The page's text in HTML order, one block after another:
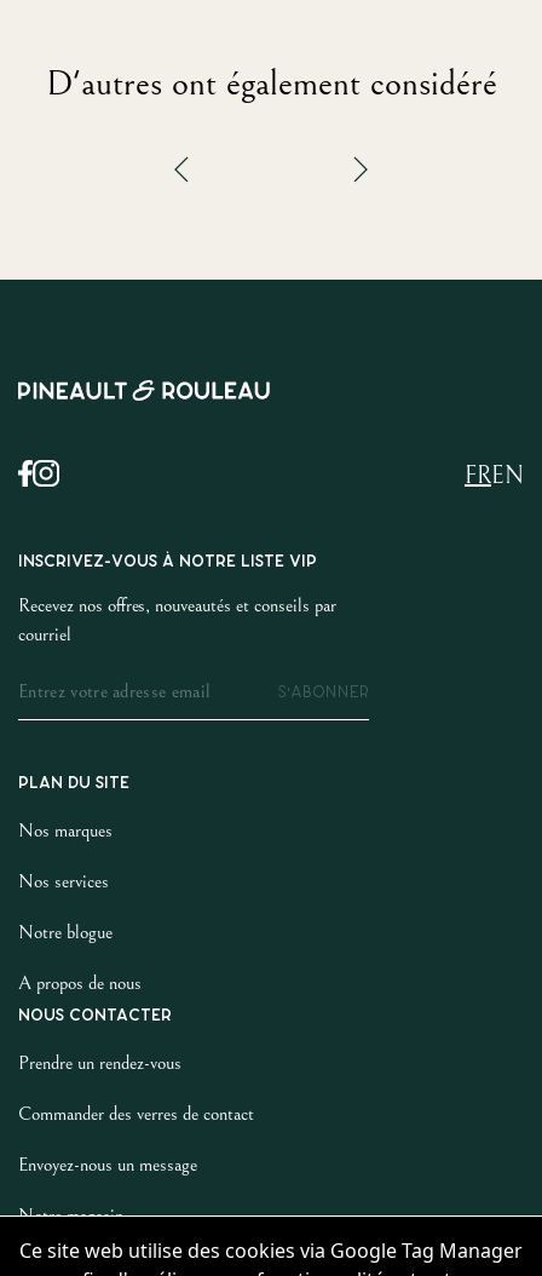
D'autres ont également considéré
Ce site web utilise des cookies via Google Tag Manager
EN
FR
INSCRIVEZ-VOUS À NOTRE LISTE VIP
Recevez nos offres, nouveautés et conseils par
courriel
S'ABONNER
PLAN DU SITE
Nos marques
Nos services
Notre blogue
A propos de nous
NOUS CONTACTER
Prendre un rendez-vous
Commander des verres de contact
Envoyez-nous un message
Notre magasin
LES AUTRES